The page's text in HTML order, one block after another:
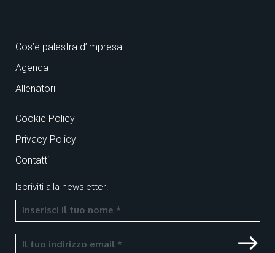
Cos’è palestra d’impresa
Agenda
Allenatori
Cookie Policy
Privacy Policy
Contatti
Iscriviti alla newsletter!